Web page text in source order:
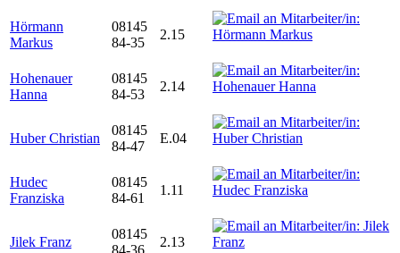
Hörmann
Markus
08145
84-35
2.15
Hohenauer
Hanna
08145
84-53
2.14
Huber Christian
08145
84-47
E.04
Hudec
Franziska
08145
84-61
1.11
Jilek Franz
08145
2.13